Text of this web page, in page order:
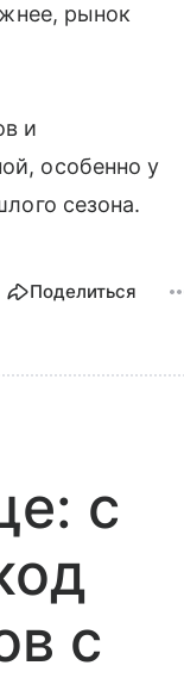
рынок
и
особенно у
сезона.
Поделиться
с
с